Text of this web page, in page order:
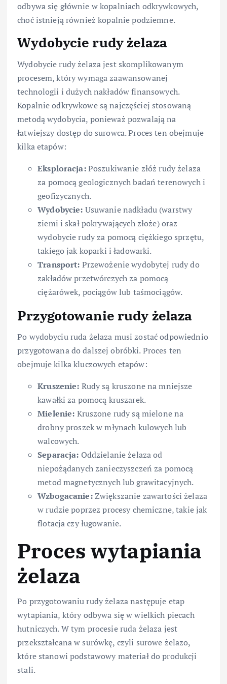
odbywa się głównie w kopalniach odkrywkowych,
choć istnieją również kopalnie podziemne.
Wydobycie rudy żelaza
Wydobycie rudy żelaza jest skomplikowanym
procesem, który wymaga zaawansowanej
technologii i dużych nakładów finansowych.
Kopalnie odkrywkowe są najczęściej stosowaną
metodą wydobycia, ponieważ pozwalają na
łatwiejszy dostęp do surowca. Proces ten obejmuje
kilka etapów:
Eksploracja:Poszukiwanie złóż rudy żelaza
za pomocą geologicznych badań terenowych i
geofizycznych.
Wydobycie: Usuwanie nadkładu (warstwy
ziemi i skał pokrywających złoże) oraz
wydobycie rudy za pomocą ciężkiego sprzętu,
takiego jak koparki i ładowarki.
Transport: Przewożenie wydobytej rudy do
zakładów przetwórczych za pomocą
ciężarówek, pociągów lub taśmociągów.
Przygotowanie rudy żelaza
Po wydobyciu ruda żelaza musi zostać odpowiednio
przygotowana do dalszej obróbki. Proces ten
obejmuje kilka kluczowych etapów:
Kruszenie: Rudy są kruszone na mniejsze
kawałki za pomocą kruszarek.
Mielenie: Kruszone rudy są mielone na
drobny proszek w młynach kulowych lub
walcowych.
Separacja: Oddzielanie żelaza od
niepożądanych zanieczyszczeń za pomocą
metod magnetycznych lub grawitacyjnych.
Wzbogacanie:Zwiększanie zawartości żelaza
w rudzie poprzez procesy chemiczne, takie jak
flotacja czy ługowanie.
Proces wytapiania
żelaza
Po przygotowaniu rudy żelaza następuje etap
wytapiania, który odbywa się w wielkich piecach
hutniczych. W tym procesie ruda żelaza jest
przekształcana w surówkę, czyli surowe żelazo,
które stanowi podstawowy materiał do produkcji
stali.